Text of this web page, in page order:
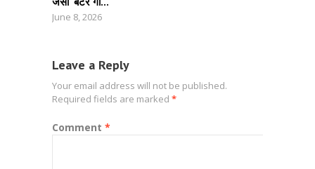
June 8, 2026
Leave a Reply
Your email address will not be published.
Required fields are marked *
Comment *